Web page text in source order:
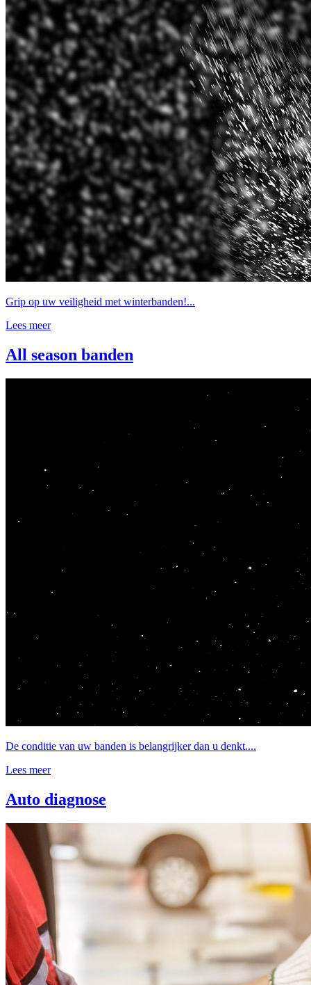
Grip op uw veiligheid met winterbanden!...
Lees meer
All season banden
De conditie van uw banden is belangrijker dan u denkt....
Lees meer
Auto diagnose